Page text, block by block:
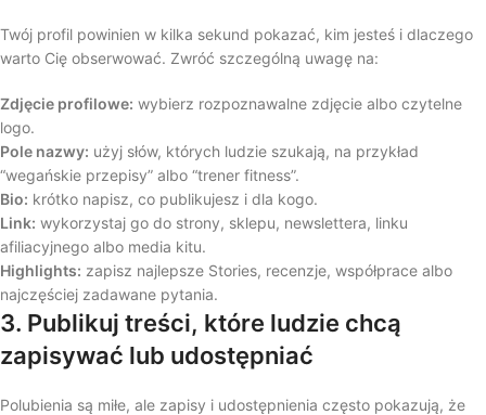
Twój profil powinien w kilka sekund pokazać, kim jesteś i dlaczego
warto Cię obserwować. Zwróć szczególną uwagę na:
Zdjęcie profilowe: wybierz rozpoznawalne zdjęcie albo czytelne
logo.
Pole nazwy: użyj słów, których ludzie szukają, na przykład
“wegańskie przepisy” albo “trener fitness”.
Bio: krótko napisz, co publikujesz i dla kogo.
Link: wykorzystaj go do strony, sklepu, newslettera, linku
afiliacyjnego albo media kitu.
Highlights: zapisz najlepsze Stories, recenzje, współprace albo
najczęściej zadawane pytania.
3. Publikuj treści, które ludzie chcą
zapisywać lub udostępniać
Polubienia są miłe, ale zapisy i udostępnienia często pokazują, że